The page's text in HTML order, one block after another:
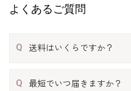
よくあるご質問
Q 送料はいくらですか？
Q 最短でいつ届きますか？